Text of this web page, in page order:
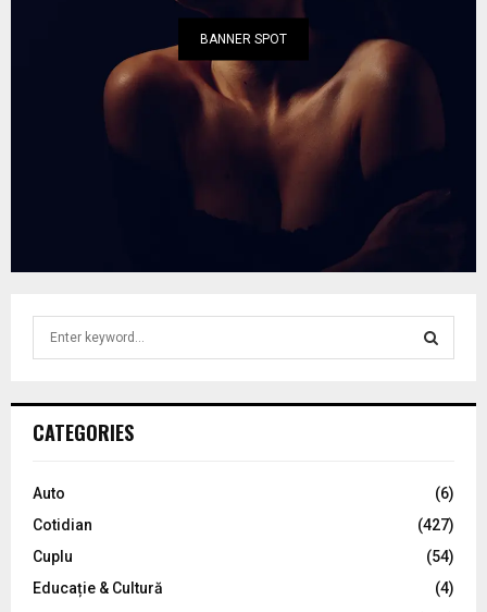
BANNER SPOT
h
o
:
C
CATEGORIES
Auto
(6)
Cotidian
(427)
Cuplu
(54)
Educație & Cultură
(4)